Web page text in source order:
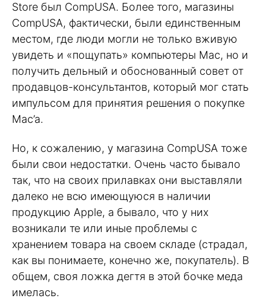
Store был CompUSA. Более того, магазины
CompUSA, фактически, были единственным
местом, где люди могли не только вживую
увидеть и «пощупать» компьютеры Mac, но и
получить дельный и обоснованный совет от
продавцов-консультантов, который мог стать
импульсом для принятия решения о покупке
Mac’a.
Но, к сожалению, у магазина CompUSA тоже
были свои недостатки. Очень часто бывало
так, что на своих прилавках они выставляли
далеко не всю имеющуюся в наличии
продукцию Apple, а бывало, что у них
возникали те или иные проблемы с
хранением товара на своем складе (страдал,
как вы понимаете, конечно же, покупатель). В
общем, своя ложка дегтя в этой бочке меда
имелась.